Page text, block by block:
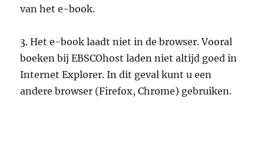
van het e-book.
3. Het e-book laadt niet in de browser. Vooral
boeken bij EBSCOhost laden niet altijd goed in
Internet Explorer. In dit geval kunt u een
andere browser (Firefox, Chrome) gebruiken.